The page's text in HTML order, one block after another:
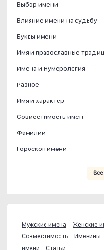
Выбор имени
Влияние имени на судьбу
Буквы имени
Имя и православные
Имена и Нумерология
Разное
Имя и характер
Совместимость имен
Фамилии
Гороскоп имени
Все
Мужские имена Женские
Совместимость
Именины
имени
Статьи